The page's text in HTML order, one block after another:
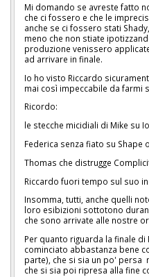
Mi domando se avreste fatto
che ci fossero e che le
anche se ci fossero stati
meno che non stiate
produzione venissero
ad arrivare in finale.
Io ho visto Riccardo
mai così impeccabile da farmi
Ricordo:
le stecche micidiali di Mike su
Federica senza fiato su Shape
Thomas che distrugge
Riccardo fuori tempo sul suo
Insomma, tutti, anche quelli
loro esibizioni sottotono
che sono arrivate alle nostre
Per quanto riguarda la finale
cominciato abbastanza bene
parte), che si sia un po' persa
che si sia poi ripresa alla fine